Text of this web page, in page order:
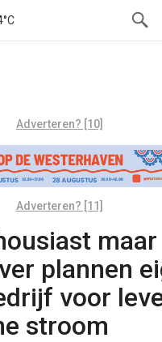
Adverteren? [10]
Adverteren? [11]
plannen
voor
stroom